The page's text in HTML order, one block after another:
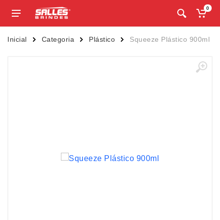
0
Inicial Categoria Plástico Squeeze Plástico 900ml